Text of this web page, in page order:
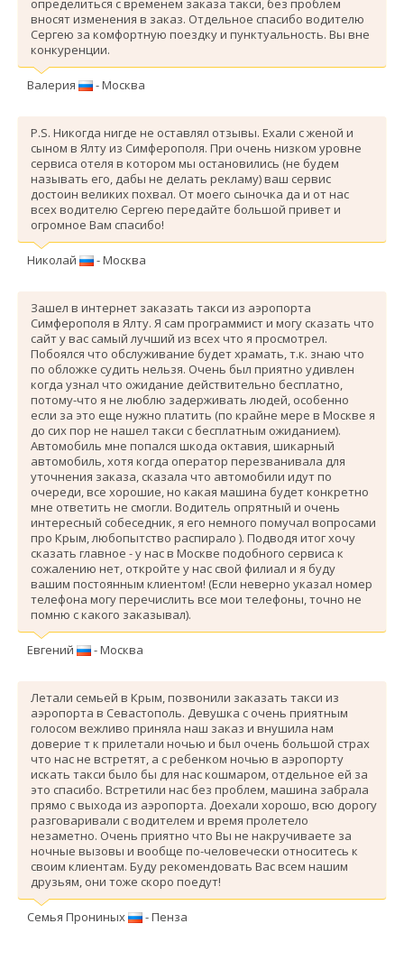
вносят изменения в заказ. Отдельное спасибо водителю
Сергею за комфортную поездку и пунктуальность. Вы вне
конкуренции.
Валерия - Москва
P.S. Никогда нигде не оставлял отзывы. Ехали с женой и
сыном в Ялту из Симферополя. При очень низком уровне
сервиса отеля в котором мы остановились (не будем
называть его, дабы не делать рекламу) ваш сервис
достоин великих похвал. От моего сыночка да и от нас
всех водителю Сергею передайте большой привет и
огромное Вам спасибо!
Николай - Москва
Зашел в интернет заказать такси из аэропорта
Симферополя в Ялту. Я сам программист и могу сказать что
сайт у вас самый лучший из всех что я просмотрел.
Побоялся что обслуживание будет храмать, т.к. знаю что
по обложке судить нельзя. Очень был приятно удивлен
когда узнал что ожидание действительно бесплатно,
потому-что я не люблю задерживать людей, особенно
если за это еще нужно платить (по крайне мере в Москве я
до сих пор не нашел такси с бесплатным ожиданием).
Автомобиль мне попался шкода октавия, шикарный
автомобиль, хотя когда оператор перезванивала для
уточнения заказа, сказала что автомобили идут по
очереди, все хорошие, но какая машина будет конкретно
мне ответить не смогли. Водитель опрятный и очень
интересный собеседник, я его немного помучал вопросами
про Крым, любопытство распирало ). Подводя итог хочу
сказать главное - у нас в Москве подобного сервиса к
сожалению нет, откройте у нас свой филиал и я буду
вашим постоянным клиентом! (Если неверно указал номер
телефона могу перечислить все мои телефоны, точно не
помню с какого заказывал).
Евгений - Москва
Летали семьей в Крым, позвонили заказать такси из
аэропорта в Севастополь. Девушка с очень приятным
голосом вежливо приняла наш заказ и внушила нам
доверие т к прилетали ночью и был очень большой страх
что нас не встретят, а с ребенком ночью в аэропорту
искать такси было бы для нас кошмаром, отдельное ей за
это спасибо. Вcтретили нас без проблем, машина забрала
прямо с выхода из аэропорта. Доехали хорошо, всю дорогу
разговаривали с водителем и время пролетело
незаметно. Очень приятно что Вы не накручиваете за
ночные вызовы и вообще по-человечески относитесь к
своим клиентам. Буду рекомендовать Вас всем нашим
друзьям, они тоже скоро поедут!
Семья Прониных - Пенза